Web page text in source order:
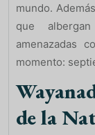
mundo.
que
amenazadas
momento:
de la